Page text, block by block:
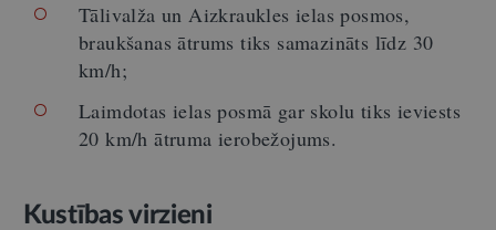
Tālivalža un Aizkraukles ielas posmos,
braukšanas ātrums tiks samazināts līdz 30
km/h;
Laimdotas ielas posmā gar skolu tiks ieviests
20 km/h ātruma ierobežojums.
Kustības virzieni